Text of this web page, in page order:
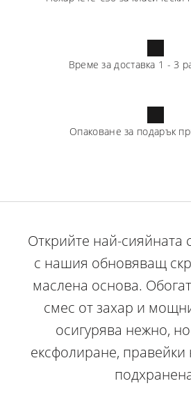
Време за доставка 1 - 3
Опаковане за подарък
Открийте най-сияйната
с нашия обновяващ
маслена основа.
смес от захар и
осигурява нежно,
ексфолиране, правейки